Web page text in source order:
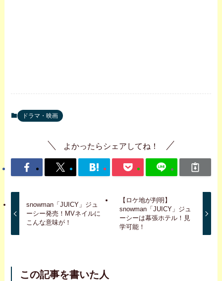
ドラマ・映画
よかったらシェアしてね！
snowman「JUICY」ジュ
ーシー発売！MVネイルに
こんな意味が！
【ロケ地が判明】
snowman「JUICY」ジュ
ーシーは幕張ホテル！見
学可能！
この記事を書いた人